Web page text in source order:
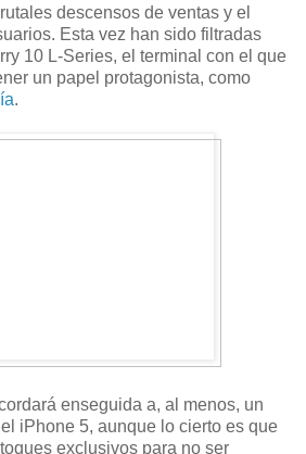
descensos de ventas y el
Esta vez han sido filtradas
10 L-Series, el terminal con el que
un papel protagonista, como
.
enseguida a, al menos, un
iPhone 5, aunque lo cierto es que
exclusivos para no ser